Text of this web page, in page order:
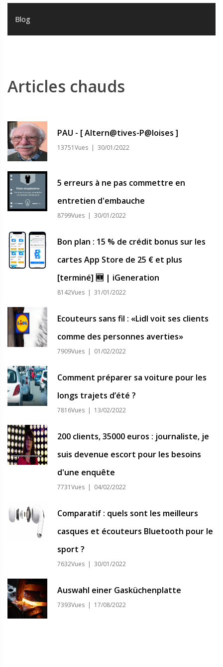
Blog
Articles chauds
PAU - [ Altern@tives-P@loises ]
13751Vues | 30/01/2022
5 erreurs à ne pas commettre en
entretien d'embauche
8799Vues | 30/01/2022
Bon plan : 15 % de crédit bonus sur les
cartes App Store de 25 € et plus
[terminé] 🆕 | iGeneration
8142Vues | 31/01/2022
Ecouteurs sans fil : «Lidl voit ses clients
comme des personnes averties»
7909Vues | 01/02/2022
Comment préparer sa voiture pour les
longs trajets d’été ?
7816Vues | 13/02/2022
200 clients, 35000 euros : journaliste, je
suis devenue escort pour les besoins
d'une enquête
7731Vues | 04/02/2022
Comparatif : quels sont les meilleurs
casques et écouteurs Bluetooth pour le
sport ?
7632Vues | 30/01/2022
Auswahl einer Gasküchenplatte
7393Vues | 17/08/2022